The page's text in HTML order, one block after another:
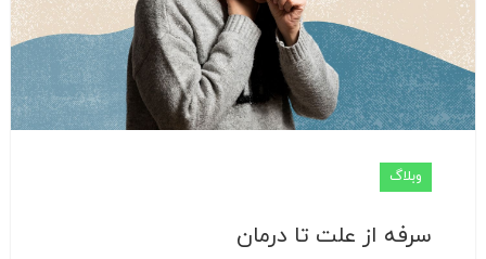
وبلاگ
سرفه از علت تا درمان